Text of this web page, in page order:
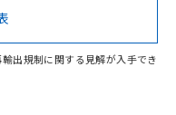
があります。
出規制に関する見解が入手でき